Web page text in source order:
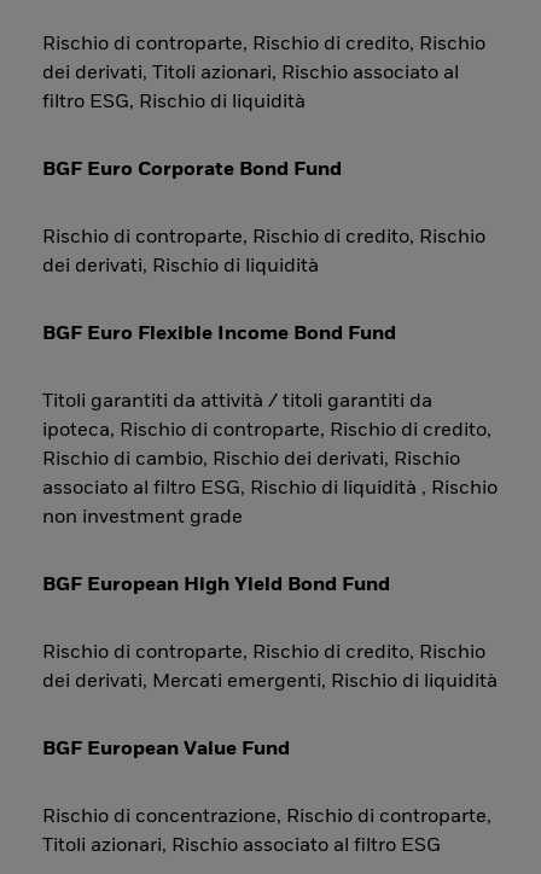
Rischio di controparte, Rischio di credito, Rischio
dei derivati, Titoli azionari, Rischio associato al
filtro ESG, Rischio di liquidità
BGF Euro Corporate Bond Fund
Rischio di controparte, Rischio di credito, Rischio
dei derivati, Rischio di liquidità
BGF Euro Flexible Income Bond Fund
Titoli garantiti da attività / titoli garantiti da
ipoteca, Rischio di controparte, Rischio di credito,
Rischio di cambio, Rischio dei derivati, Rischio
associato al filtro ESG, Rischio di liquidità , Rischio
non investment grade
BGF European High Yield Bond Fund
Rischio di controparte, Rischio di credito, Rischio
dei derivati, Mercati emergenti, Rischio di liquidità
BGF European Value Fund
Rischio di concentrazione, Rischio di controparte,
Titoli azionari, Rischio associato al filtro ESG